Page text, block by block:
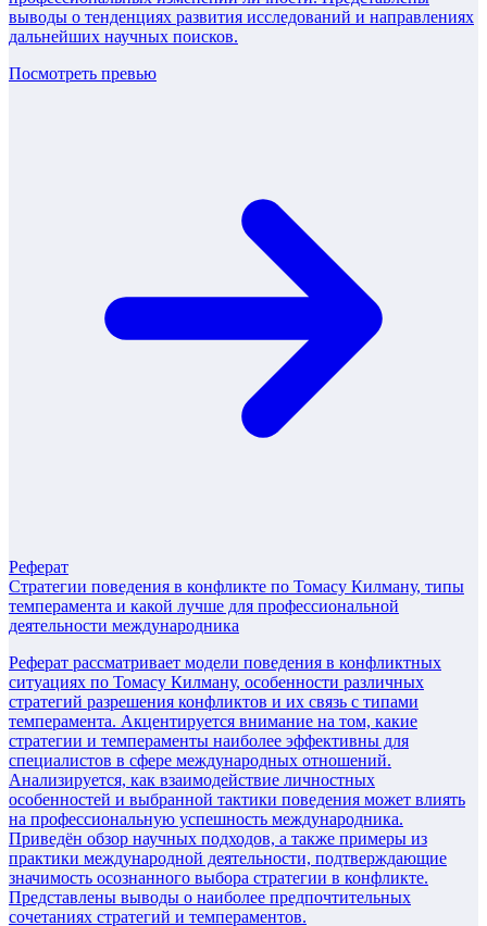
выводы о тенденциях развития исследований и направлениях
дальнейших научных поисков.
Посмотреть превью
Реферат
Стратегии поведения в конфликте по Томасу Килману, типы
темперамента и какой лучше для профессиональной
деятельности международника
Реферат рассматривает модели поведения в конфликтных
ситуациях по Томасу Килману, особенности различных
стратегий разрешения конфликтов и их связь с типами
темперамента. Акцентируется внимание на том, какие
стратегии и темпераменты наиболее эффективны для
специалистов в сфере международных отношений.
Анализируется, как взаимодействие личностных
особенностей и выбранной тактики поведения может влиять
на профессиональную успешность международника.
Приведён обзор научных подходов, а также примеры из
практики международной деятельности, подтверждающие
значимость осознанного выбора стратегии в конфликте.
Представлены выводы о наиболее предпочтительных
сочетаниях стратегий и темпераментов.